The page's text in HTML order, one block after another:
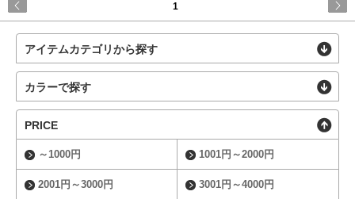
1
アイテムカテゴリから探す
カラーで探す
PRICE
～1000円 1001円～2000円
2001円～3000円 3001円～4000円